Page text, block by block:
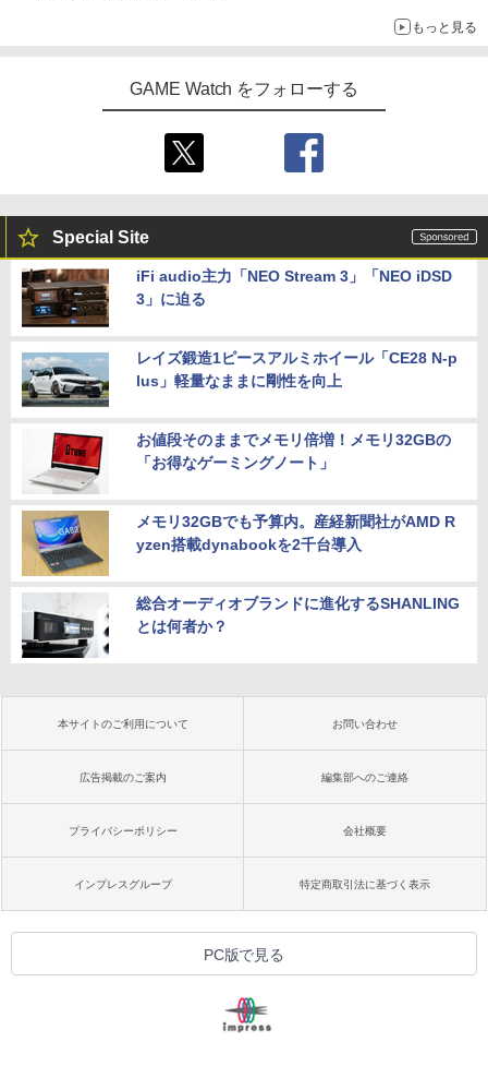
もっと見る
GAME Watch をフォローする
Special Site
iFi audio主力「NEO Stream 3」「NEO iDSD
3」に迫る
レイズ鍛造1ピースアルミホイール「CE28 N-p
lus」軽量なままに剛性を向上
お値段そのままでメモリ倍増！メモリ32GBの
「お得なゲーミングノート」
メモリ32GBでも予算内。産経新聞社がAMD R
yzen搭載dynabookを2千台導入
総合オーディオブランドに進化するSHANLING
とは何者か？
本サイトのご利用について お問い合わせ
広告掲載のご案内 編集部へのご連絡
プライバシーポリシー 会社概要
インプレスグループ 特定商取引法に基づく表示
PC版で見る